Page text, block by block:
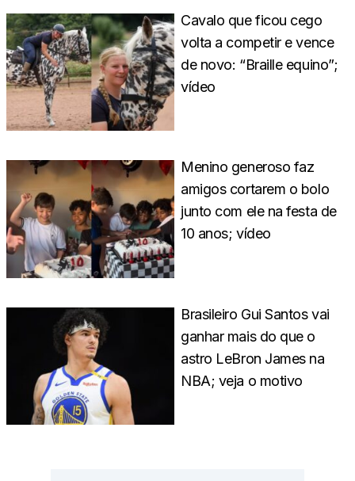
Cavalo que ficou cego
volta a competir e vence
de novo: “Braille equino”;
vídeo
Menino generoso faz
amigos cortarem o bolo
junto com ele na festa de
10 anos; vídeo
Brasileiro Gui Santos vai
ganhar mais do que o
astro LeBron James na
NBA; veja o motivo